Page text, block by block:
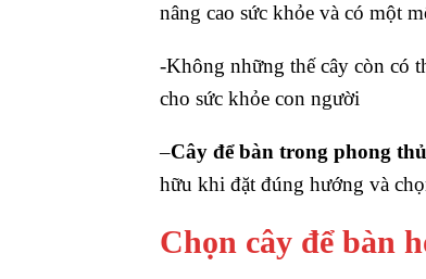
nâng cao sức khỏe và có một
-Không những thế cây còn có
cho sức khỏe con người
–Cây để bàn trong phong
hữu khi đặt đúng hướng và
Chọn cây để bàn